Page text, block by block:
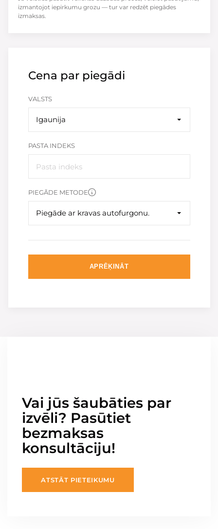
Cena par piegādi
VALSTS
Igaunija
PASTA INDEKS
PIEGĀDE METODE
Piegāde ar kravas autofurgonu.
APRĒĶINĀT
izmantojot iepirkumu grozu — tur var redzēt piegādes
izmaksas.
Vai jūs šaubāties par
izvēli? Pasūtiet
bezmaksas
konsultāciju!
ATSTĀT PIETEIKUMU